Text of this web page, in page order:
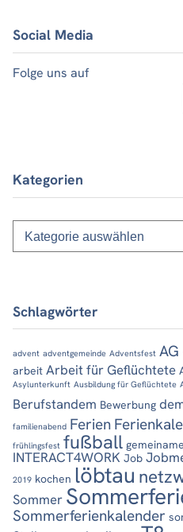
Social Media
Folge uns auf
Kategorien
Kategorien
Schlagwörter
advent adventgemeinde Adventsfest
arbeit Arbeit für Geflüchtete
Asylunterkunft Ausbildung für Geflüchtete
Berufstandem Bewerbung
familienabend Ferien
frühlingsfest fußball
INTERACT4WORK Job
2019 kochen löbtau
Sommer
Sommerferienkalender